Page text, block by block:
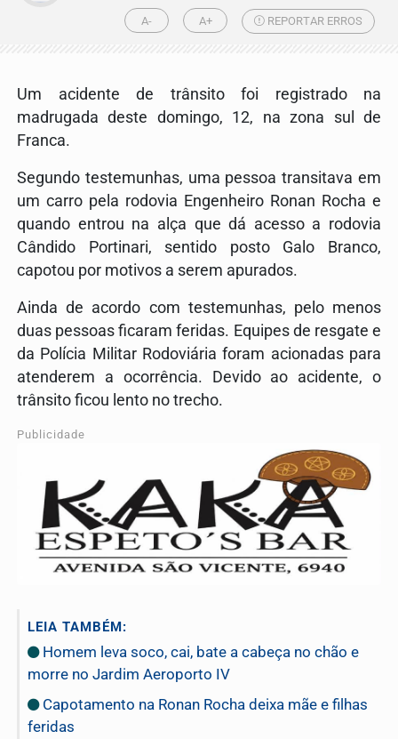
A- A+ REPORTAR ERROS
Um acidente de trânsito foi registrado na
madrugada deste domingo, 12, na zona sul de
Franca.
Segundo testemunhas, uma pessoa transitava em
um carro pela rodovia Engenheiro Ronan Rocha e
quando entrou na alça que dá acesso a rodovia
Cândido Portinari, sentido posto Galo Branco,
capotou por motivos a serem apurados.
Ainda de acordo com testemunhas, pelo menos
duas pessoas ficaram feridas. Equipes de resgate e
da Polícia Militar Rodoviária foram acionadas para
atenderem a ocorrência. Devido ao acidente, o
trânsito ficou lento no trecho.
Publicidade
LEIA TAMBÉM:
Homem leva soco, cai, bate a cabeça no chão e
morre no Jardim Aeroporto IV
Capotamento na Ronan Rocha deixa mãe e filhas
feridas